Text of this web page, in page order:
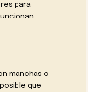
para
manchas o
que